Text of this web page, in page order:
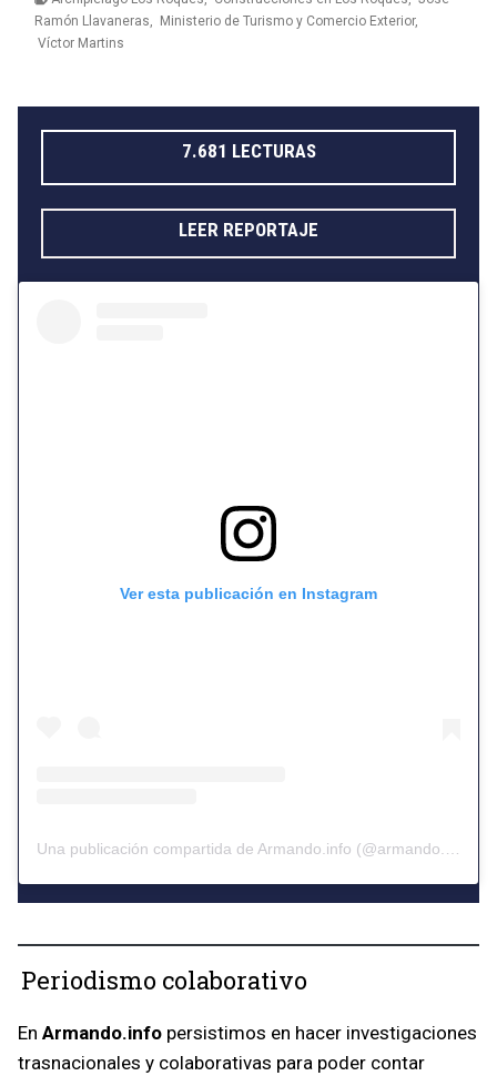
Ramón Llavaneras, Ministerio de Turismo y Comercio Exterior,
Víctor Martins
7.681 LECTURAS
LEER REPORTAJE
Ver esta publicación en Instagram
Periodismo colaborativo
En Armando.info persistimos en hacer investigaciones
trasnacionales y colaborativas para poder contar